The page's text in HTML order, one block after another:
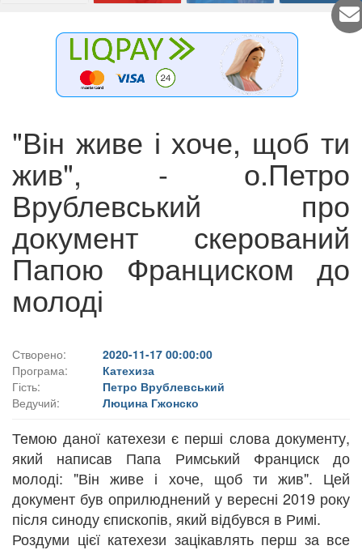
"Він живе і хоче, щоб ти
жив", - о.Петро
Врублевський про
документ скерований
Папою Франциском до
молоді
Створено:
2020-11-17 00:00:00
Програма:
Катехиза
Гість:
Петро Врублевський
Ведучий:
Люцина Гжонско
Темою даної катехези є перші слова документу,
який написав Папа Римський Франциск до
молоді: "Він живе і хоче, щоб ти жив". Цей
документ був оприлюднений у вересні 2019 року
після синоду єпископів, який відбувся в Римі.
Роздуми цієї катехези зацікавлять перш за все